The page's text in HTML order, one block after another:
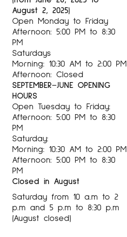
August 2, 2025)
Open Monday to Friday
Afternoon: 5:00 PM to 8:30
PM
Saturdays
Morning: 10:30 AM to 2:00 PM
Afternoon: Closed
SEPTEMBER–JUNE OPENING
HOURS
Open Tuesday to Friday:
Afternoon: 5:00 PM to 8:30
PM
Saturday:
Morning: 10:30 AM to 2:00 PM
Afternoon: 5:00 PM to 8:30
PM
Closed in August
Saturday from 10 a.m to 2
p.m and 5 p.m to 8:30 p.m
(August closed)